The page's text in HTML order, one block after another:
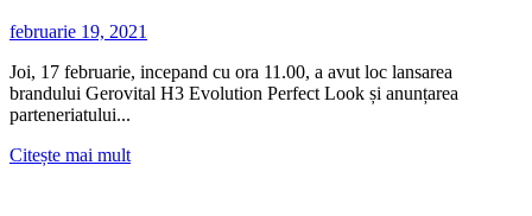
februarie 19, 2021
Joi, 17 februarie, incepand cu ora 11.00, a avut loc lansarea
brandului Gerovital H3 Evolution Perfect Look și anunțarea
parteneriatului...
Citește mai multCitește